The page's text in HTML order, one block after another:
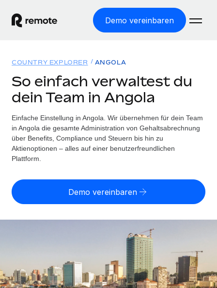
Demo vereinbaren
WELTWEITE BESCHÄFTIGUNG
Globale Payroll
Einfache, rechtssicher Payroll
Employer of Record
Weltweites Wachstum ohne Kosten für Niederlassungen
Contractor of Record
Rechtssichere, weltweite Arbeit mit Freelancer:innen
Globales Onboarding und Verwalten von
Auslagern von komplexen HR-Aufgaben
Lösungen
WELTWEITE ABDECKUNG
Country Explorer
Länderspezifische Unterstützung bei der Einstellung
Einfache Einstellung in allen US-Bundesstaaten
Agile HR- und Payroll-Lösungen für wachsende
Unternehmen
Ressourcen
TOOLS UND RECHNER
Scheinselbstständigkeitsrisiko berechnen
Personalkostenrechner
Honorarzahlungen berechnen
Informationen zu möglichen Währungen und
Abwicklungsfristen für globale Freelancer:innen
Preise
Deutsch
COUNTRY EXPLORER ANGOLA
So einfach verwaltest du
dein Team in Angola
Einfache Einstellung in Angola. Wir übernehmen für dein Team
in Angola die gesamte Administration von Gehaltsabrechnung
über Benefits, Compliance und Steuern bis hin zu
Aktienoptionen – alles auf einer benutzerfreundlichen
Plattform.
Demo vereinbaren